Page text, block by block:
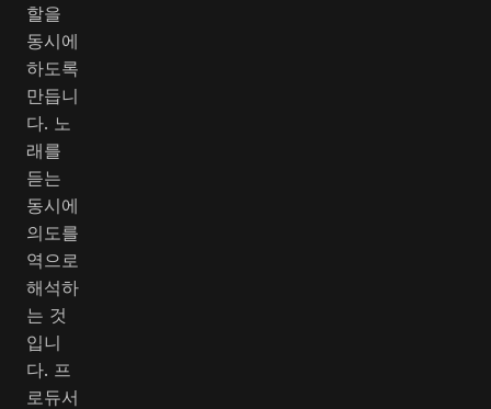
할을
동시에
하도록
만듭니
다. 노
래를
듣는
동시에
의도를
역으로
해석하
는 것
입니
다. 프
로듀서